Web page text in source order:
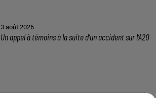
3 août 2026
Un appel à témoins à la suite d’un accident sur l’A20